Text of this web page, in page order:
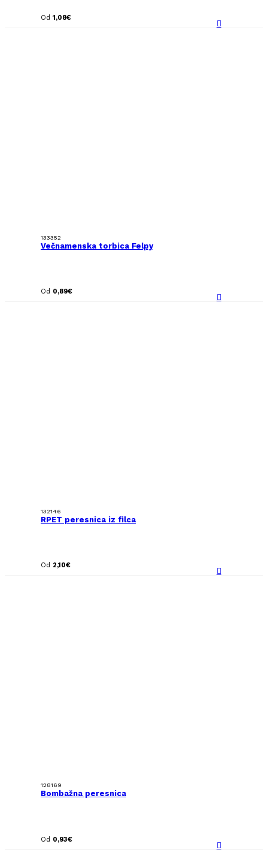
Od 1,08€
133352
Večnamenska torbica Felpy
Od 0,89€
132146
RPET peresnica iz filca
Od 2,10€
128169
Bombažna peresnica
Od 0,93€